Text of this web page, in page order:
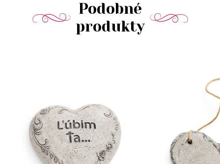
Podobné
produkty